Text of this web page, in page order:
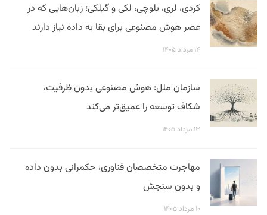
کردی، لری، بلوچی، لکی و گیلکی؛ زبان‌هایی که در
عصر هوش مصنوعی برای بقا به داده نیاز دارند
۱۴ مرداد ۱۴۰۵
سازمان ملل: هوش مصنوعی بدون ظرفیت،
شکاف توسعه را عمیق‌تر می‌کند
۱۳ مرداد ۱۴۰۵
مهاجرت متخصصان فناوری، حکمرانی بدون داده
و بدون سنجش
۱۰ مرداد ۱۴۰۵